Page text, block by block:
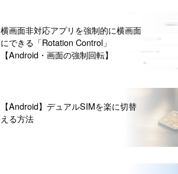
横画面非対応アプリを強制的に横画面
にできる「Rotation Control」
【Android・画面の強制回転】
【Android】デュアルSIMを楽に切替
える方法